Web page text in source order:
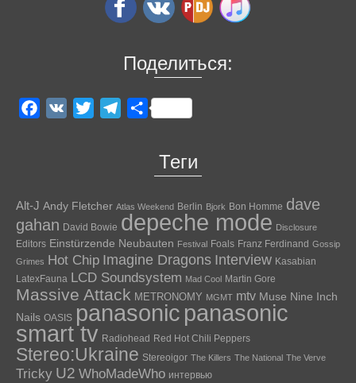
Поделиться:
Facebook
VK Twitter TelegramОтправить
Теги
Alt-J Andy Fletcher Atlas Weekend Berlin Bjork Bon Homme dave
gahan David Bowie depeche mode Disclosure
Editors Einstürzende Neubauten Festival Foals Franz Ferdinand Gossip
Grimes Hot Chip Imagine Dragons Interview Kasabian
LatexFauna LCD Soundsystem Mad Cool Martin Gore
Massive Attack METRONOMY MGMT mtv Muse Nine Inch
Nails OASIS panasonic panasonic
smart tv Radiohead Red Hot Chili Peppers
Stereo:Ukraine Stereoigor The Killers The National The Verve
Tricky U2 WhoMadeWho интервью